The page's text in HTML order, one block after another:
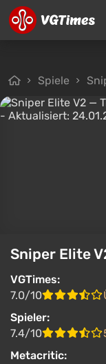
Spiele
Sniper Elite
VGTimes:
7.0/10
Spieler:
7.4/10
Metacritic: